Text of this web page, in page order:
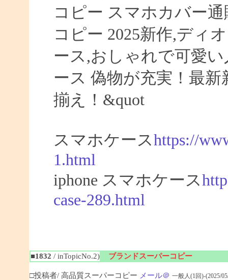
コピー スマホカバー
コピー 2025新作,ディ
ース,おしゃれで可愛
ース 偽物が充実！最新
揃え！&quot
スマホケースhttps://
1.html
iphone スマホケース
case-289.html
■1832 / inTopicNo.2) ブランドスーパーコピー
□投稿者/ 高品質スーパーコピー メール＠ 一般人(1回)-(2025/